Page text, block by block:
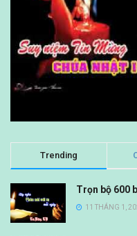
Trending
Trọn bộ 600
11 THÁNG 1,